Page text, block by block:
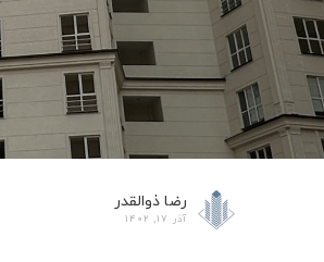
رضا ذوالقدر
آذر 17, 1402